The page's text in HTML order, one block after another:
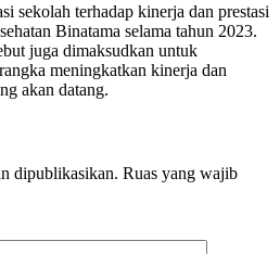
sekolah terhadap kinerja dan prestasi
Binatama selama tahun 2023.
juga dimaksudkan untuk
meningkatkan kinerja dan
akan datang.
dipublikasikan. Ruas yang wajib